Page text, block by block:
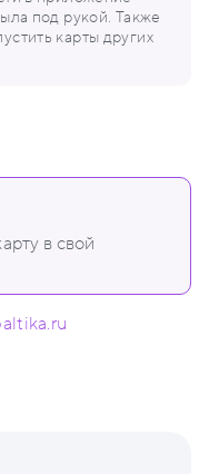
под рукой. Также
карты других
в свой